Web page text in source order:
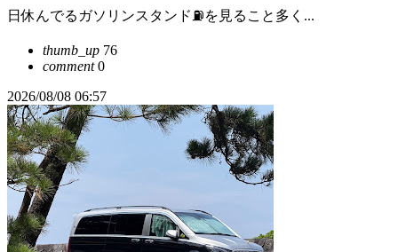
日休んでるガソリンスタンド⛽️を見ること多く...
thumb_up 76
comment0
2026/08/08 06:57